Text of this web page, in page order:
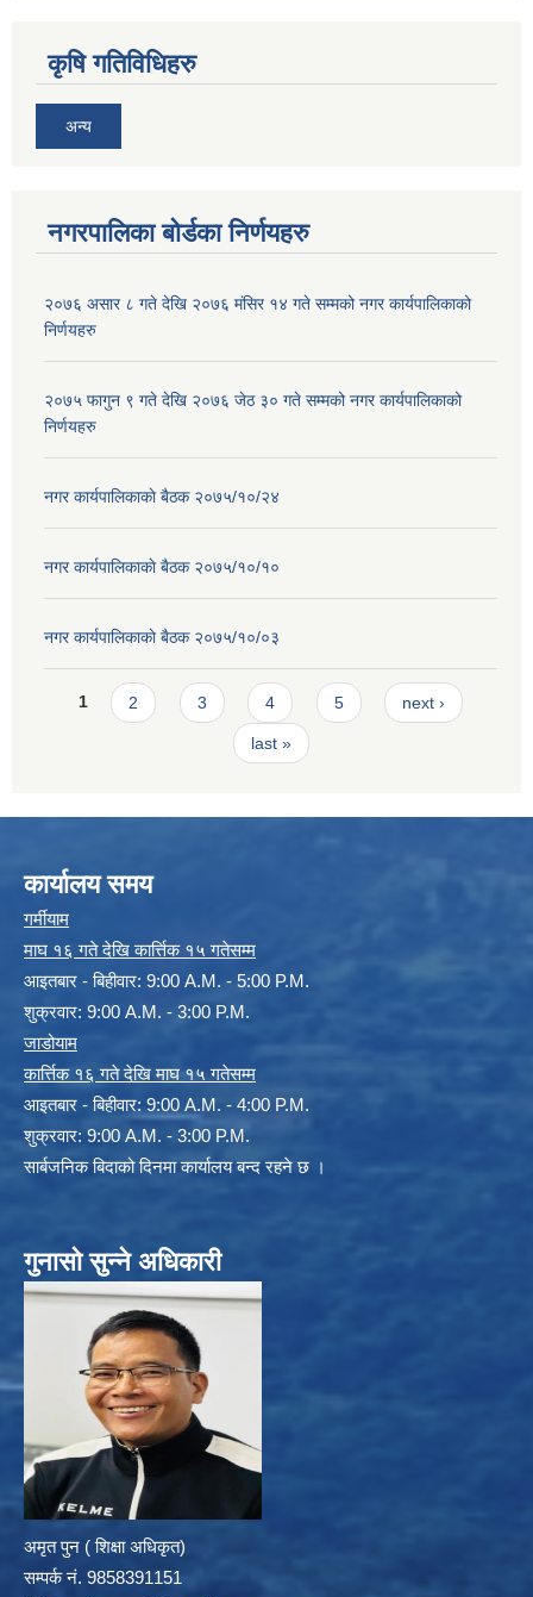
कृषि गतिविधिहरु
अन्य
नगरपालिका बोर्डका निर्णयहरु
२०७६ असार ८ गते देखि २०७६ मंसिर १४ गते सम्मको नगर कार्यपालिकाको
निर्णयहरु
२०७५ फागुन ९ गते देखि २०७६ जेठ ३० गते सम्मको नगर कार्यपालिकाको
निर्णयहरु
नगर कार्यपालिकाकाे बैठक २०७५/१०/२४
नगर कार्यपालिकाकाे बैठक २०७५/१०/१०
नगर कार्यपालिकाकाे बैठक २०७५/१०/०३
Pages
1 2 3 4 5 next ›
last »
कार्यालय समय
गर्मीयाम
माघ १६ गते देखि कार्त्तिक १५ गतेसम्म
आइतबार - बिहीवार: 9:00 A.M. - 5:00 P.M.
शुक्रवार: 9:00 A.M. - 3:00 P.M.
जाडोयाम
कार्त्तिक १६ गते देखि माघ १५ गतेसम्म
आइतबार - बिहीवार: 9:00 A.M. - 4:00 P.M.
शुक्रवार: 9:00 A.M. - 3:00 P.M.
सार्बजनिक बिदाको दिनमा कार्यालय बन्द रहने छ ।
गुनासो सुन्ने अधिकारी
अमृत पुन ( शिक्षा अधिकृत)
सम्पर्क न‌ं. 9858391151